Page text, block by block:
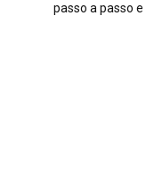
passo a passo